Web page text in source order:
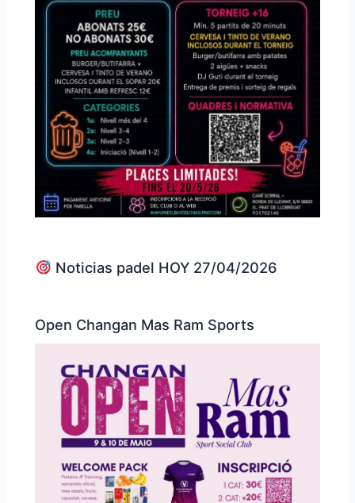
Noticias padel HOY 27/04/2026
Open Changan Mas Ram Sports